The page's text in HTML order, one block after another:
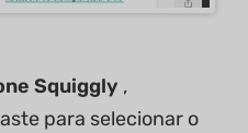
Squiggly ,
para selecionar o